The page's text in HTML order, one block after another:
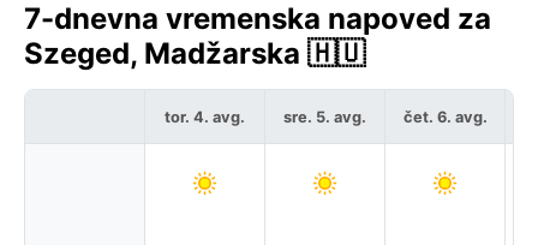
7-dnevna vremenska napoved za
Szeged, Madžarska 🇭🇺
tor. 4. avg. sre. 5. avg. čet. 6. avg.